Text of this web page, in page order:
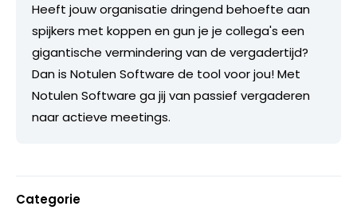
Heeft jouw organisatie dringend behoefte aan
spijkers met koppen en gun je je collega's een
gigantische vermindering van de vergadertijd?
Dan is Notulen Software de tool voor jou! Met
Notulen Software ga jij van passief vergaderen
naar actieve meetings.
Categorie